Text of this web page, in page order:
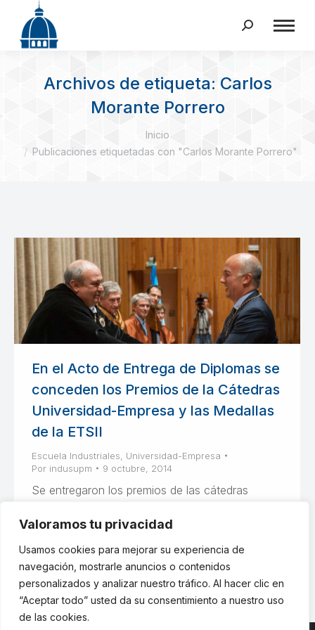
Valoramos tu privacidad
Usamos cookies para mejorar su experiencia de
navegación, mostrarle anuncios o contenidos
personalizados y analizar nuestro tráfico. Al hacer clic en
“Aceptar todo” usted da su consentimiento a nuestro uso
de las cookies.
Buscar:
Archivos de etiqueta: Carlos
Morante Porrero
Inicio
Publicaciones etiquetadas con "Carlos Morante Porrero"
En el Acto de Entrega de Diplomas se
conceden los Premios de la Cátedras
Universidad-Empresa y las Medallas
de la ETSII
Escuela Industriales
Universidad-Empresa
Por indusupm 9 octubre, 2014
Se entregaron los premios de las cátedras
fundaciones Repsol y Elecnor además de las
medallas de Escuela Industriales UPM